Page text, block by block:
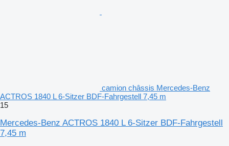
camion châssis Mercedes-Benz
ACTROS 1840 L 6-Sitzer BDF-Fahrgestell 7,45 m
15
Mercedes-Benz ACTROS 1840 L 6-Sitzer BDF-Fahrgestell
7,45 m